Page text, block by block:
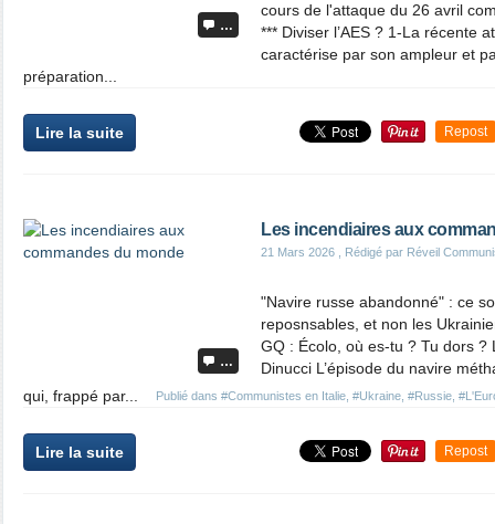
…
cours de l'attaque du 26 avril
*** Diviser l’AES ? 1-La récente
caractérise par son ampleur et
préparation...
Lire la suite Repost
…
Les incendiaires aux
21 Mars 2026 , Rédigé par Réveil
Publié dans #Communistes en Italie #Ukraine #Russie
"Navire russe abandonné" : ce
reposnsables, et non les
GQ : Écolo, où es-tu ? Tu dors ?
Dinucci L’épisode du navire
qui, frappé par...
Lire la suite Repost